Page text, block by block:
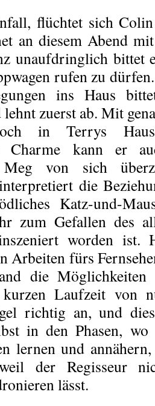
flüchtet sich
an diesem Abend
unaufdringlich bittet
rufen zu
ins Haus
zuerst ab. Mit
in Terrys
Charme kann er
Meg von sich
die
Katz-und-
zum Gefallen des
worden ist.
Arbeiten fürs
die
kurzen Laufzeit von
richtig an, und
in den Phasen,
lernen und
der Regisseur
lässt.